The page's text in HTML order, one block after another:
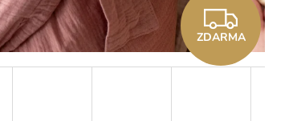
Z
D
ZDARMA